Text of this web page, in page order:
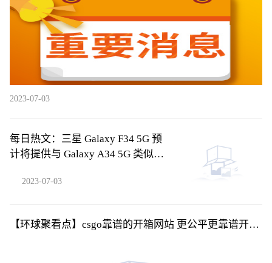
2023-07-03
每日热文：三星 Galaxy F34 5G 预
计将提供与 Galaxy A34 5G 类似的
2023-07-03
【环球聚看点】csgo靠谱的开箱网站 更公平更靠谱开箱